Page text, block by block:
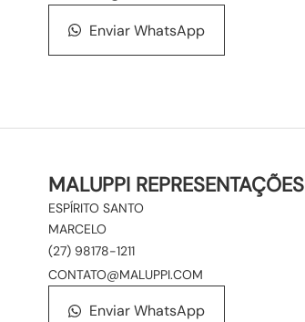
Enviar WhatsApp
MALUPPI REPRESENTAÇÕES
ESPÍRITO SANTO
MARCELO
(27) 98178-1211
CONTATO@MALUPPI.COM
Enviar WhatsApp